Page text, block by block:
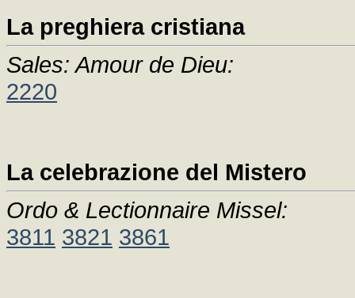
La preghiera cristiana
Sales: Amour de Dieu:
2220
La celebrazione del Mistero
Ordo & Lectionnaire Missel:
3811 3821 3861